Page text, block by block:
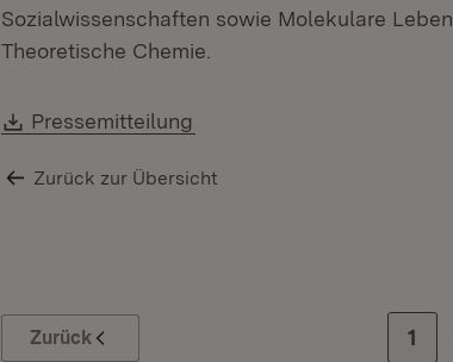
Sozialwissenschaften sowie Molekulare
Theoretische Chemie.
Download:
Pressemitteilung
Zurück zur Übersicht
Zurück Zur
1